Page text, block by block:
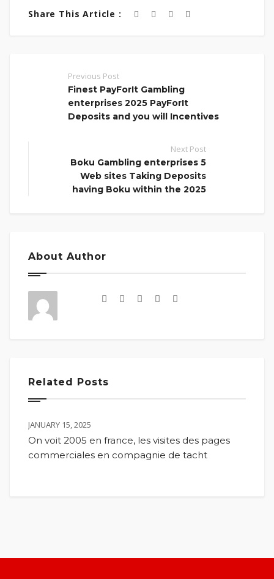
Share This Article :
Previous Post
Finest PayForIt Gambling
enterprises 2025 PayForIt
Deposits and you will Incentives
Next Post
Boku Gambling enterprises 5
Web sites Taking Deposits
having Boku within the 2025
About Author
Related Posts
JANUARY 15, 2025
On voit 2005 en france, les visites des pages
commerciales en compagnie de tacht